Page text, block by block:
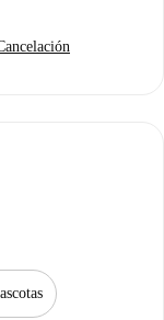
El importe total